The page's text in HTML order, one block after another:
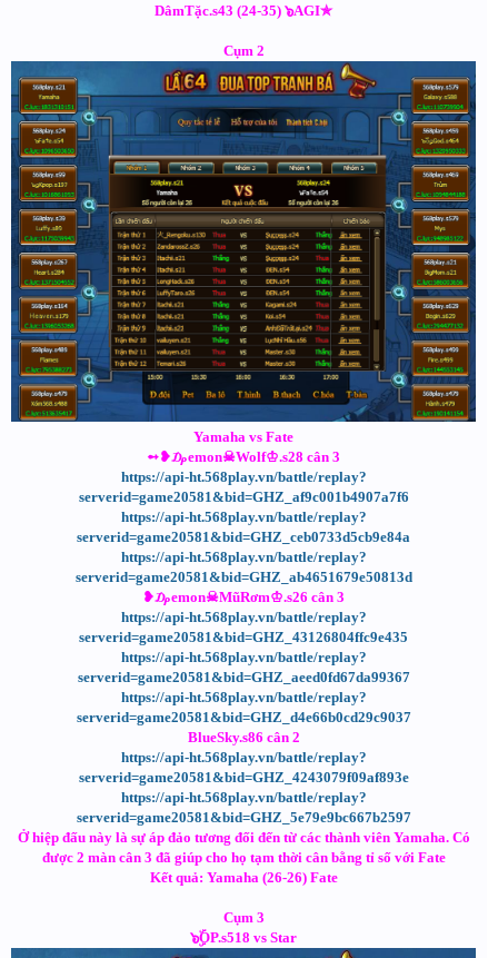
DâmTặc.s43 (24-35) ๖AGI✯
Cụm 2
Yamaha vs Fate
➻❥₯emon☠Wolf♔.s28 cân 3
https://api-ht.568play.vn/battle/replay?
serverid=game20581&bid=GHZ_af9c001b4907a7f6
https://api-ht.568play.vn/battle/replay?
serverid=game20581&bid=GHZ_ceb0733d5cb9e84a
https://api-ht.568play.vn/battle/replay?
serverid=game20581&bid=GHZ_ab4651679e50813d
❥₯emon☠MũRơm♔.s26 cân 3
https://api-ht.568play.vn/battle/replay?
serverid=game20581&bid=GHZ_43126804ffc9e435
https://api-ht.568play.vn/battle/replay?
serverid=game20581&bid=GHZ_aeed0fd67da99367
https://api-ht.568play.vn/battle/replay?
serverid=game20581&bid=GHZ_d4e66b0cd29c9037
BlueSky.s86 cân 2
https://api-ht.568play.vn/battle/replay?
serverid=game20581&bid=GHZ_4243079f09af893e
https://api-ht.568play.vn/battle/replay?
serverid=game20581&bid=GHZ_5e79e9bc667b2597
Ở hiệp đấu này là sự áp đảo tương đối đến từ các thành viên Yamaha. Có
được 2 màn cân 3 đã giúp cho họ tạm thời cân bằng tỉ số với Fate
Kết quả: Yamaha (26-26) Fate
Cụm 3
๖ۣۜOP.s518 vs Star